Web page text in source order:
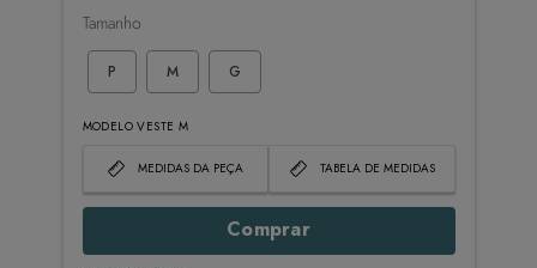
Tamanho
P M G
MODELO VESTE M
MEDIDAS DA PEÇA TABELA DE MEDIDAS
Comprar